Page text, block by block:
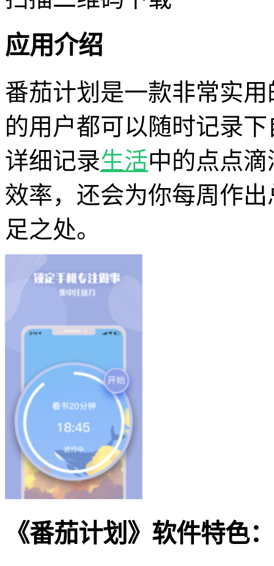
应用介绍
番茄计划是一款非常实
的用户都可以随时记录
详细记录生活中的点点
效率，还会为你每周作
足之处。
《番茄计划》软件特色：